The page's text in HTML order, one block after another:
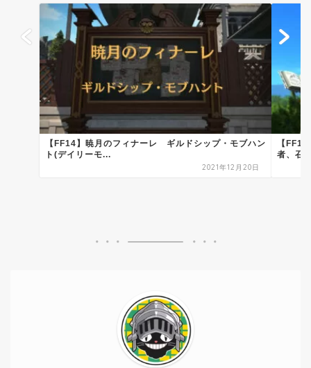
【FF14】暁月のフィナーレ ギルドシップ・モブハン
ト(デイリーモ...
2021年12月20日
【
者、召